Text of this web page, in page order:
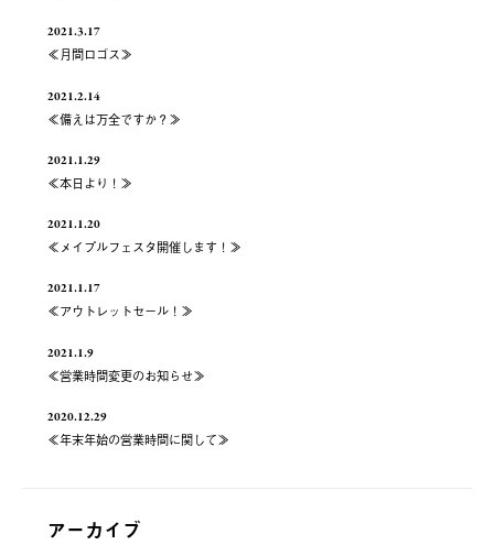
2021.3.17
≪月間ロゴス≫
2021.2.14
≪備えは万全ですか？≫
2021.1.29
≪本日より！≫
2021.1.20
≪メイプルフェスタ開催します！≫
2021.1.17
≪アウトレットセール！≫
2021.1.9
≪営業時間変更のお知らせ≫
2020.12.29
≪年末年始の営業時間に関して≫
アーカイブ